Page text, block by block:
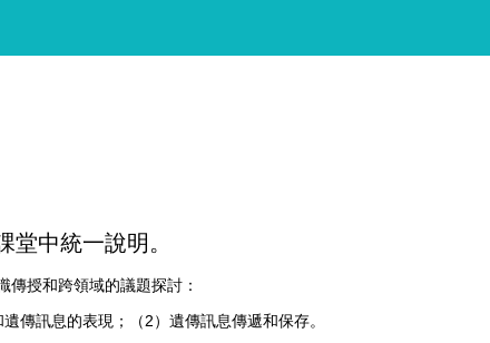
中統一說明。
授和跨領域的議題探討：
傳訊息的表現；（2）遺傳訊息傳遞和保存。